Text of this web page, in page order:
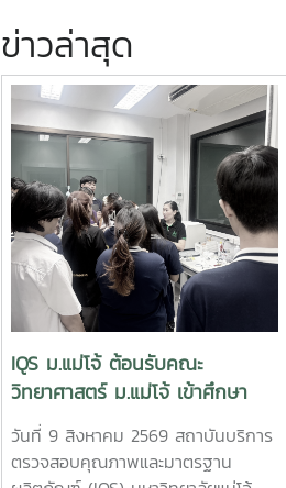
ข่าวล่าสุด
IQS ม.แม่โจ้ ต้อนรับคณะ
วิทยาศาสตร์ ม.แม่โจ้ เข้าศึกษา
เรียนรู้เครื่องมือวิเคราะห์ขั้นสูง
SEM
วันที่ 9 สิงหาคม 2569 สถาบันบริการ
ตรวจสอบคุณภาพและมาตรฐาน